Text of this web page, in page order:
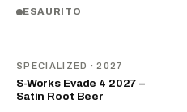
ESAURITO
SPECIALIZED · 2027
S-Works Evade 4 2027 –
Satin Root Beer